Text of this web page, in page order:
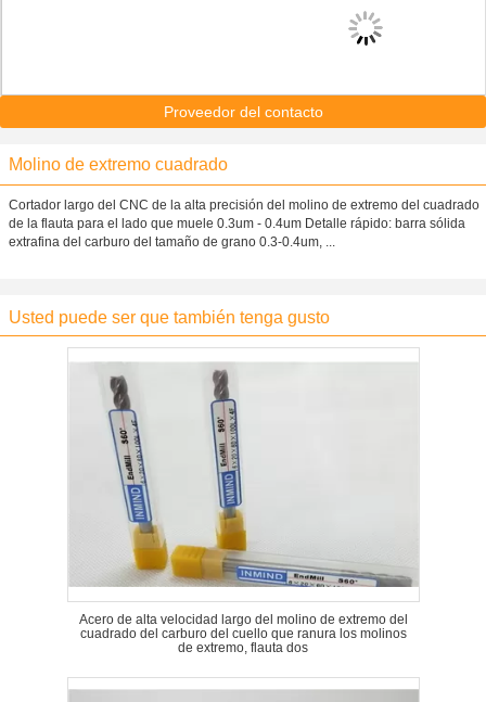
Proveedor del contacto
Molino de extremo cuadrado
Cortador largo del CNC de la alta precisión del molino de extremo del cuadrado
de la flauta para el lado que muele 0.3um - 0.4um Detalle rápido: barra sólida
extrafina del carburo del tamaño de grano 0.3-0.4um, ...
Usted puede ser que también tenga gusto
Acero de alta velocidad largo del molino de extremo del
cuadrado del carburo del cuello que ranura los molinos
de extremo, flauta dos